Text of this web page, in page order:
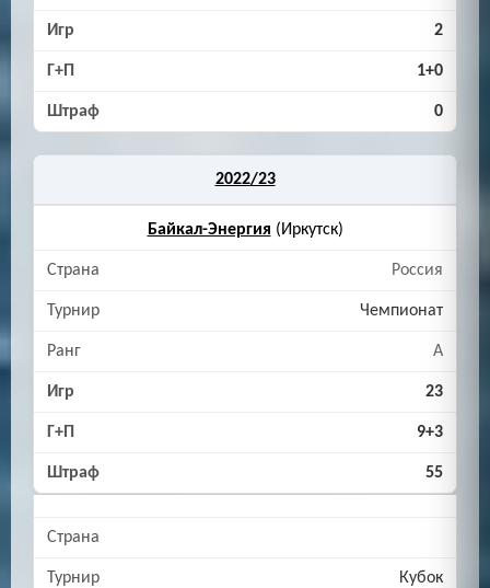
2
1+0
0
2022/23
Байкал-Энергия (Иркутск)
Россия
Чемпионат
A
23
9+3
55
Кубок